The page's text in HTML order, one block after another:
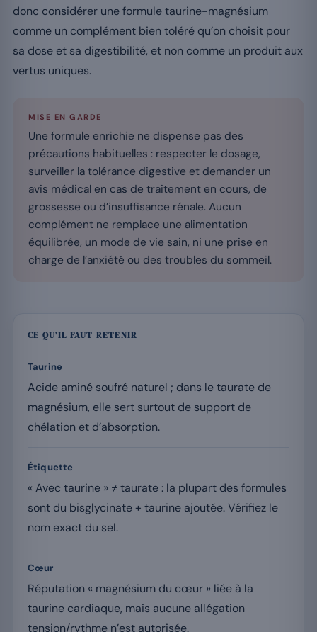
donc considérer une formule taurine-magnésium
comme un complément bien toléré qu’on choisit pour
sa dose et sa digestibilité, et non comme un produit aux
vertus uniques.
MISE EN GARDE
Une formule enrichie ne dispense pas des
précautions habituelles : respecter le dosage,
surveiller la tolérance digestive et demander un
avis médical en cas de traitement en cours, de
grossesse ou d’insuffisance rénale. Aucun
complément ne remplace une alimentation
équilibrée, un mode de vie sain, ni une prise en
charge de l’anxiété ou des troubles du sommeil.
CE QU’IL FAUT RETENIR
Taurine
Acide aminé soufré naturel ; dans le taurate de
magnésium, elle sert surtout de support de
chélation et d’absorption.
Étiquette
« Avec taurine » ≠ taurate : la plupart des formules
sont du bisglycinate + taurine ajoutée. Vérifiez le
nom exact du sel.
Cœur
Réputation « magnésium du cœur » liée à la
taurine cardiaque, mais aucune allégation
tension/rythme n’est autorisée.